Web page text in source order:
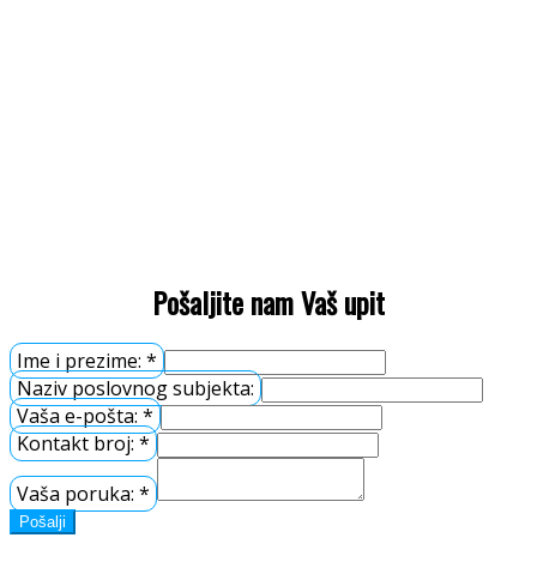
Pošaljite nam Vaš upit
Ime i prezime: *
Naziv poslovnog subjekta:
Vaša e-pošta:*
Kontakt broj:*
Vaša poruka: *
Pošalji